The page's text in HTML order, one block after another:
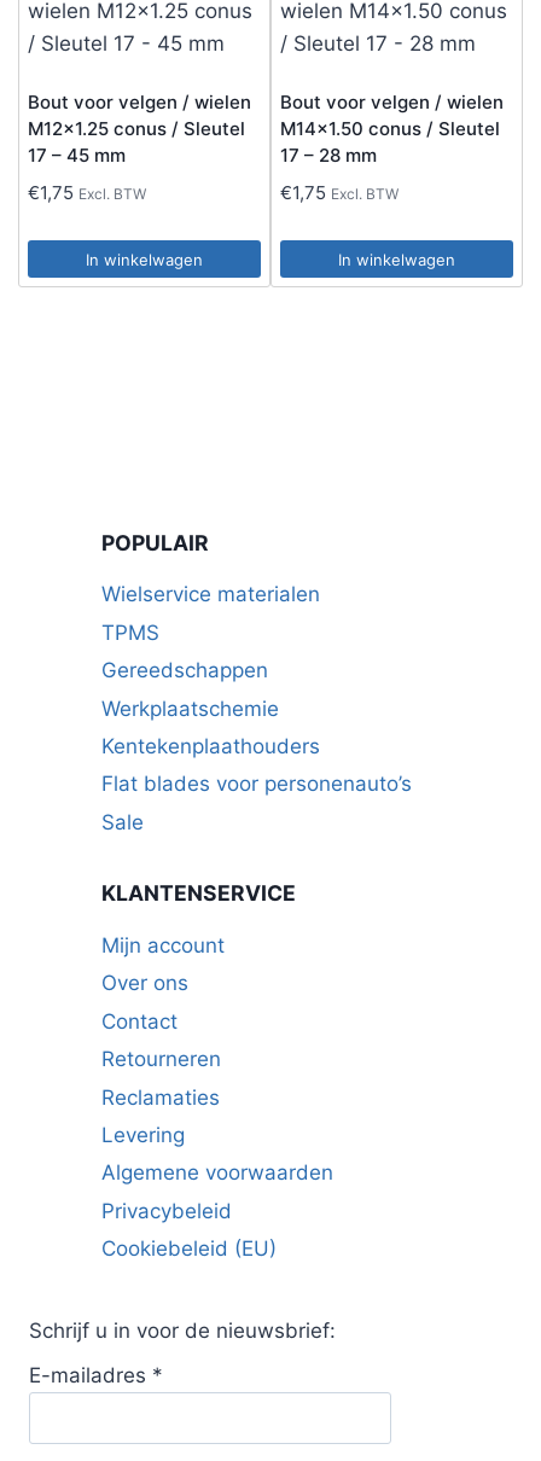
Bout voor velgen / wielen
M12x1.25 conus / Sleutel
17 – 45 mm
€1,75 Excl. BTW
In winkelwagen
Bout voor velgen / wielen
M14x1.50 conus / Sleutel
17 – 28 mm
€1,75 Excl. BTW
In winkelwagen
POPULAIR
Wielservice materialen
TPMS
Gereedschappen
Werkplaatschemie
Kentekenplaathouders
Flat blades voor personenauto’s
Sale
KLANTENSERVICE
Mijn account
Over ons
Contact
Retourneren
Reclamaties
Levering
Algemene voorwaarden
Privacybeleid
Cookiebeleid (EU)
Schrijf u in voor de nieuwsbrief:
E-mailadres *